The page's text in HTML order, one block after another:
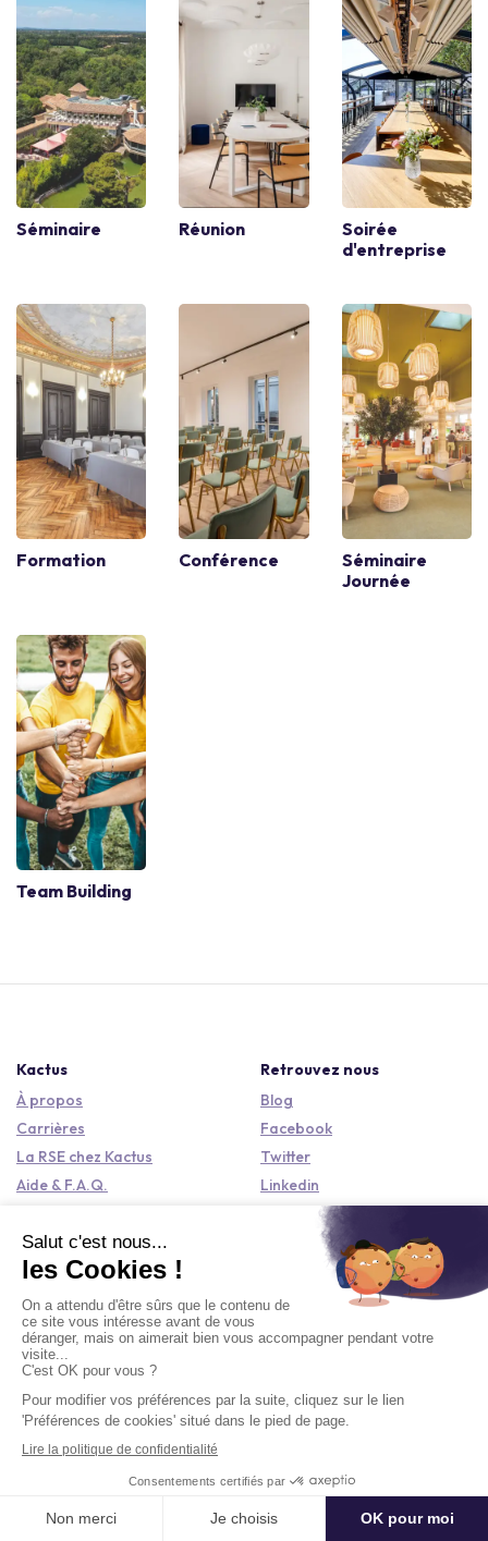
Recherches par ville
Team Building à Rouen
Team Building à Mulhouse
Team Building à Paris
Team Building au Havre
Team Building à Rennes
Team Building à Montpellier
Team Building à Nice
Team Building à Tours
Explorez notre offre
Séminaire
Formation Conférence
Team Building